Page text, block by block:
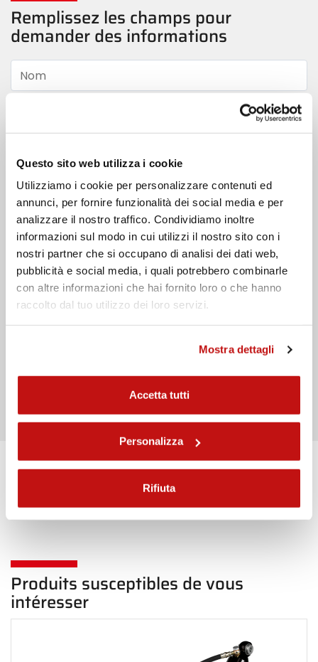
Questo sito web utilizza i cookie
Utilizziamo i cookie per personalizzare contenuti ed
annunci, per fornire funzionalità dei social media e per
analizzare il nostro traffico. Condividiamo inoltre
informazioni sul modo in cui utilizzi il nostro sito con i
nostri partner che si occupano di analisi dei dati web,
pubblicità e social media, i quali potrebbero combinarle
con altre informazioni che hai fornito loro o che hanno
raccolto dal tuo utilizzo dei loro servizi.
Mostra dettagli
Accetta tutti
Personalizza
Rifiuta
Remplissez les champs pour
demander des informations
Nom
Téléphone
politique de confidentialité
Haut de page Arrière
Produits susceptibles de vous
intéresser